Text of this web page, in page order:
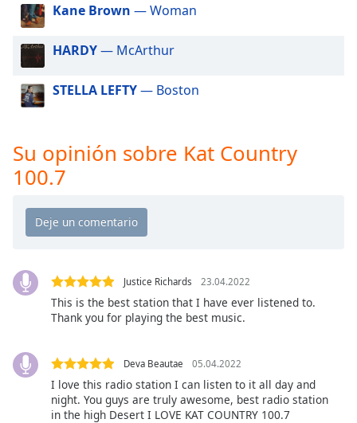
window.
Escape
cancel
and
close
Text
Opacity
Text
Background
Opacity
Kane Brown — Woman
HARDY— McArthur
STELLA LEFTY— Boston
Su opinión sobre Kat Country
100.7
Justice Richards 23.04.2022
This is the best station that I have ever listened to.
Thank you for playing the best music.
Deva Beautae 05.04.2022
I love this radio station I can listen to it all day and
night. You guys are truly awesome, best radio station
in the high Desert I LOVE KAT COUNTRY 100.7